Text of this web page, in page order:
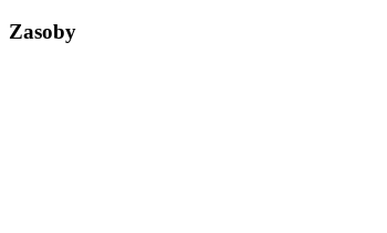
Zasoby